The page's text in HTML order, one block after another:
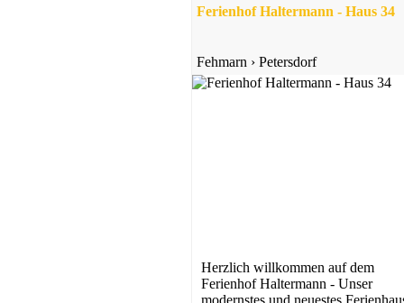
Ferienhof Haltermann - Haus 34
Fehmarn › Petersdorf
Herzlich willkommen auf dem
Ferienhof Haltermann - Unser